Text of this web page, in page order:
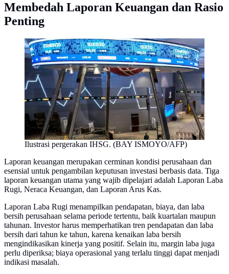
Membedah Laporan Keuangan dan Rasio
Penting
Ilustrasi pergerakan IHSG. (BAY ISMOYO/AFP)
Laporan keuangan merupakan cerminan kondisi perusahaan dan
esensial untuk pengambilan keputusan investasi berbasis data. Tiga
laporan keuangan utama yang wajib dipelajari adalah Laporan Laba
Rugi, Neraca Keuangan, dan Laporan Arus Kas.
Laporan Laba Rugi menampilkan pendapatan, biaya, dan laba
bersih perusahaan selama periode tertentu, baik kuartalan maupun
tahunan. Investor harus memperhatikan tren pendapatan dan laba
bersih dari tahun ke tahun, karena kenaikan laba bersih
mengindikasikan kinerja yang positif. Selain itu, margin laba juga
perlu diperiksa; biaya operasional yang terlalu tinggi dapat menjadi
indikasi masalah.